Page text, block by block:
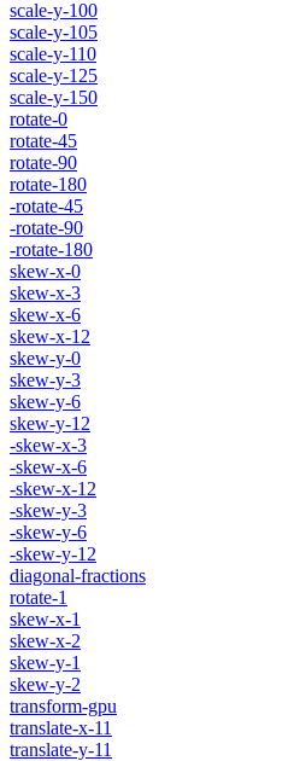
scale-y-100
scale-y-105
scale-y-110
scale-y-125
scale-y-150
rotate-0
rotate-45
rotate-90
rotate-180
-rotate-45
-rotate-90
-rotate-180
skew-x-0
skew-x-3
skew-x-6
skew-x-12
skew-y-0
skew-y-3
skew-y-6
skew-y-12
-skew-x-3
-skew-x-6
-skew-x-12
-skew-y-3
-skew-y-6
-skew-y-12
diagonal-fractions
rotate-1
skew-x-1
skew-x-2
skew-y-1
skew-y-2
transform-gpu
translate-x-11
translate-y-11